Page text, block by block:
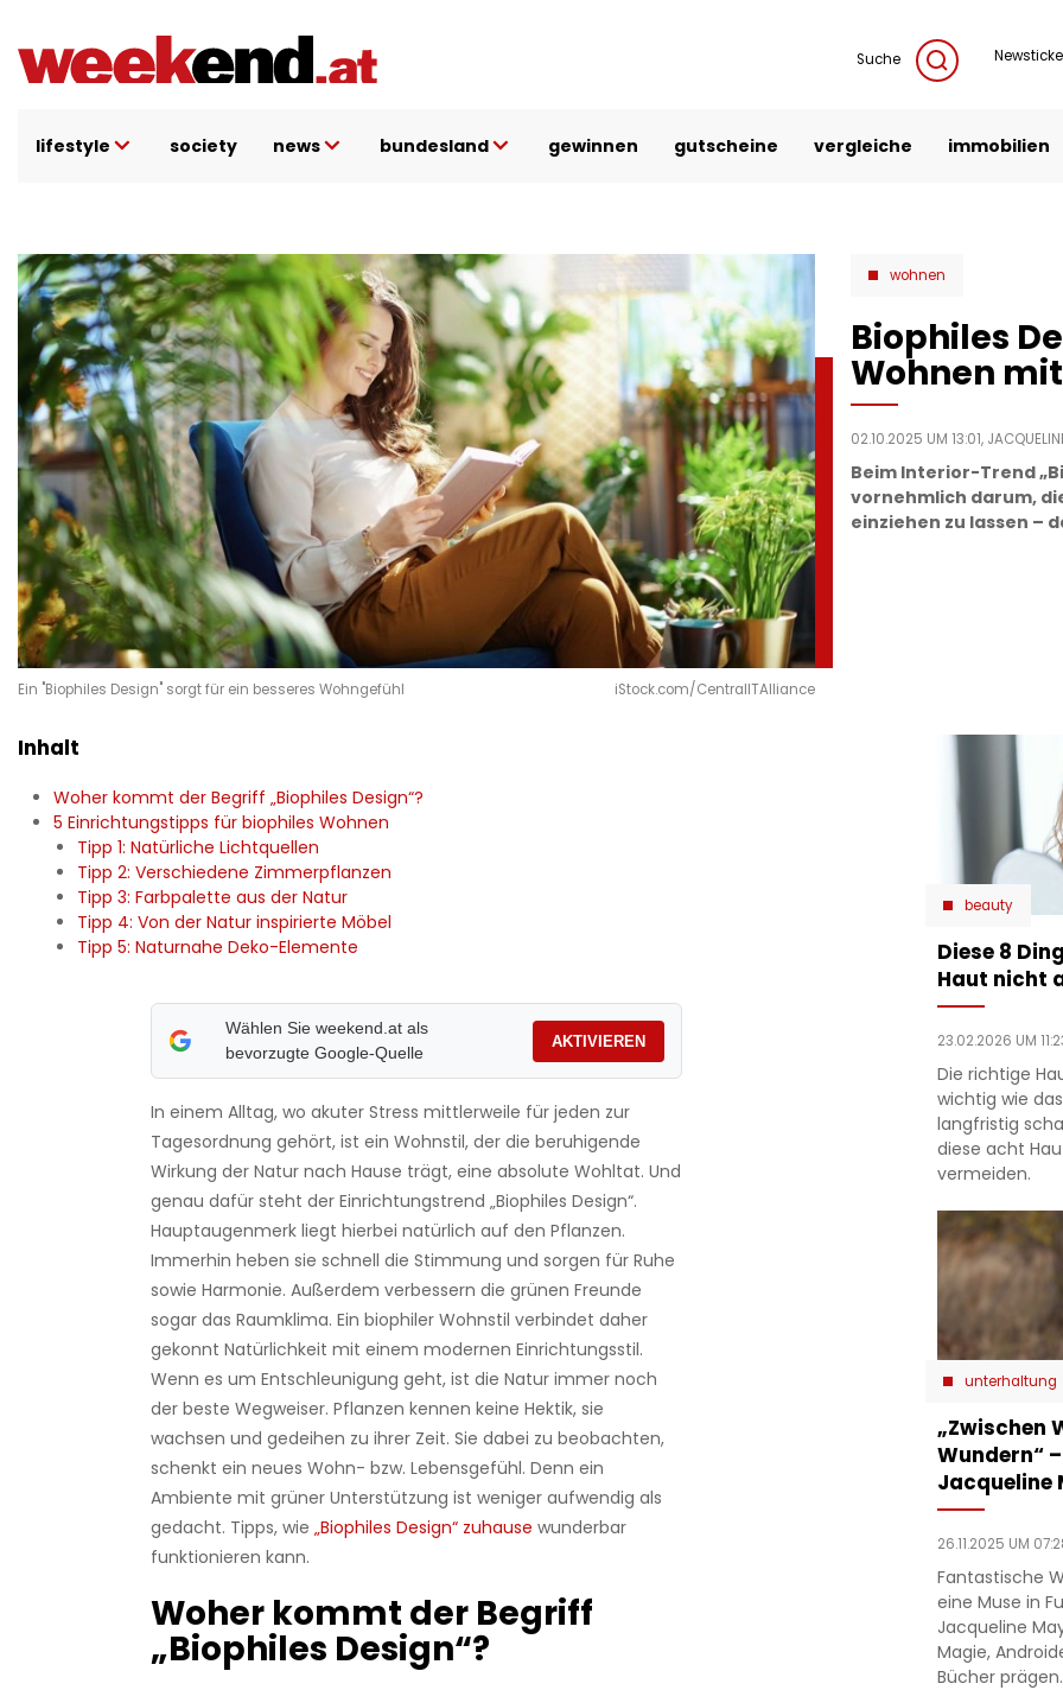
Inhalt
Suche
lifestyle society news bundesland gewinnen gutscheine vergleiche immobilien
Ein "Biophiles Design" sorgt für ein besseres Wohngefühl iStock.com/CentralITAlliance
wohnen
Biophiles
Wohnen
02.10.2025 UM 13:01,
Beim Interior-Trend
vornehmlich darum,
einziehen zu lassen –
Inhalt
Woher kommt der Begriff „Biophiles Design“?
5 Einrichtungstipps für biophiles Wohnen
Tipp 1: Natürliche Lichtquellen
Tipp 2: Verschiedene Zimmerpflanzen
Tipp 3: Farbpalette aus der Natur
Tipp 4: Von der Natur inspirierte Möbel
Tipp 5: Naturnahe Deko-Elemente
Wählen Sie weekend.at als
bevorzugte Google-Quelle
AKTIVIEREN
In einem Alltag, wo akuter Stress mittlerweile für jeden zur
Tagesordnung gehört, ist ein Wohnstil, der die beruhigende
Wirkung der Natur nach Hause trägt, eine absolute Wohltat. Und
genau dafür steht der Einrichtungstrend „Biophiles Design“.
Hauptaugenmerk liegt hierbei natürlich auf den Pflanzen.
Immerhin heben sie schnell die Stimmung und sorgen für Ruhe
sowie Harmonie. Außerdem verbessern die grünen Freunde
sogar das Raumklima. Ein biophiler Wohnstil verbindet daher
gekonnt Natürlichkeit mit einem modernen Einrichtungsstil.
Wenn es um Entschleunigung geht, ist die Natur immer noch
der beste Wegweiser. Pflanzen kennen keine Hektik, sie
wachsen und gedeihen zu ihrer Zeit. Sie dabei zu beobachten,
schenkt ein neues Wohn- bzw. Lebensgefühl. Denn ein
Ambiente mit grüner Unterstützung ist weniger aufwendig als
gedacht. Tipps, wie „Biophiles Design“ zuhause wunderbar
funktionieren kann.
Woher kommt der Begriff
„Biophiles Design“?
beauty
Diese 8
Haut nicht
23.02.2026 UM
Die richtige
wichtig wie
langfristig
diese acht
vermeiden.
unterhaltung
„Zwischen
Wundern“
Jacqueline
26.11.2025 UM
Fantastische
eine Muse in
Jacqueline
Magie,
Bücher prägen.